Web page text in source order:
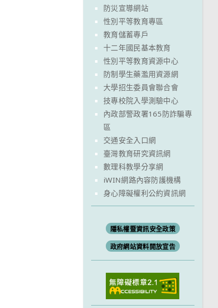
防災宣導網站
性別平等教育專區
教育儲蓄專戶
十二年國民基本教育
性別平等教育資源中心
防制學生藥濫用資源網
大學招生委員會聯合會
技專校院入學測驗中心
內政部警政署165防詐騙專
區
交通安全入口網
臺灣教育研究資訊網
數理科教學分享網
iWIN網路內容防護機構
身心障礙權利公約資訊網
隱私權暨資訊安全政策
政府網站資料開放宣告